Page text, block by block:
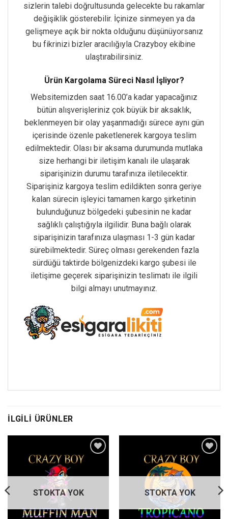
sizlerin talebi doğrultusunda gelecekte bu rakamlar
değişiklik gösterebilir. İçinize sinmeyen ya da
gelişmeye açık bir nokta olduğunu düşünüyorsanız
bu fikrinizi bizler aracılığıyla Crazyboy ekibine
ulaştırabilirsiniz.
Ürün Kargolama Süreci Nasıl İşliyor?
Websitemizden saat 16.00’a kadar yapacağınız
bütün alışverişleriniz çok büyük bir aksaklık,
beklenmeyen bir olay yaşanmadığı sürece aynı gün
içerisinde özenle paketlenerek kargoya teslim
edilmektedir. Olası bir aksama durumunda mutlaka
size herhangi bir iletişim kanalı ile ulaşarak
siparişinizin durumu tarafınıza iletilecektir.
Siparişiniz kargoya teslim edildikten sonra geriye
kalan sürecin işleyici tamamen kargo şirketinin
bulunduğunuz bölgedeki şubesinin ne kadar
sağlıklı çalıştığıyla ilgilidir. Buna bağlı olarak
siparişinizin tarafınıza ulaşması 1-3 gün kadar
sürebilmektedir. Süreç olması gerekenden fazla
sürdüğü taktirde bölgenizdeki kargo şubesi ile
iletişime geçerek siparişinizin teslimatı ile ilgili
bilgi almayı unutmayınız.
İLGILI ÜRÜNLER
STOKTA YOK STOKTA YOK